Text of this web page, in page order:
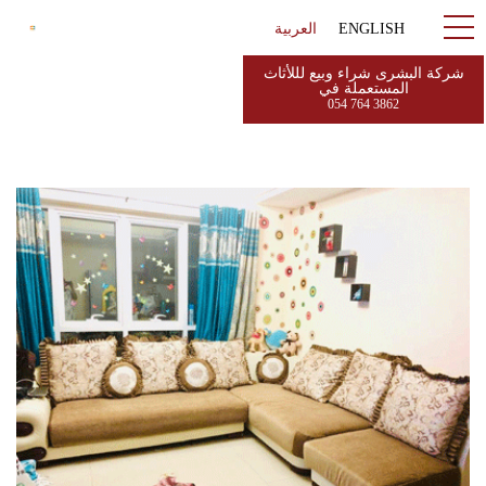
العربية ENGLISH
شركة البشرى شراء وبيع لللأثاث
المستعملة في
054 764 3862